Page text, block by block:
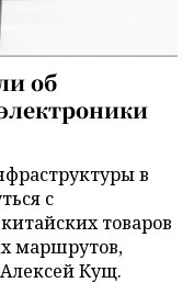
об
в
с
товаров
маршрутов,
Кущ.